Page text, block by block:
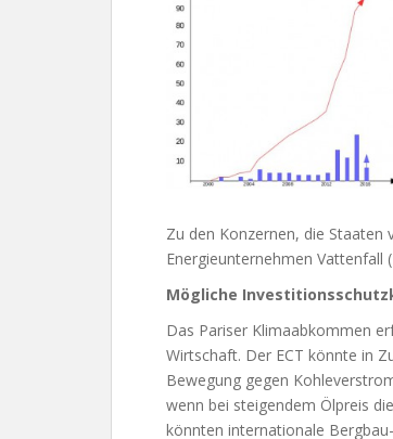
Zu den Konzernen, die
Energieunternehmen Vattenfall
Mögliche
Das Pariser Klimaabkommen
Wirtschaft. Der ECT könnte in
Bewegung gegen
wenn bei steigendem Ölpreis
könnten internationale